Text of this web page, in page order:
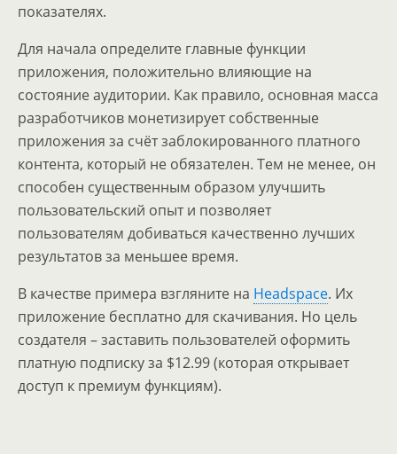
показателях.
Для начала определите главные функции
приложения, положительно влияющие на
состояние аудитории. Как правило, основная масса
разработчиков монетизирует собственные
приложения за счёт заблокированного платного
контента, который не обязателен. Тем не менее, он
способен существенным образом улучшить
пользовательский опыт и позволяет
пользователям добиваться качественно лучших
результатов за меньшее время.
В качестве примера взгляните на Headspace. Их
приложение бесплатно для скачивания. Но цель
создателя – заставить пользователей оформить
платную подписку за $12.99 (которая открывает
доступ к премиум функциям).